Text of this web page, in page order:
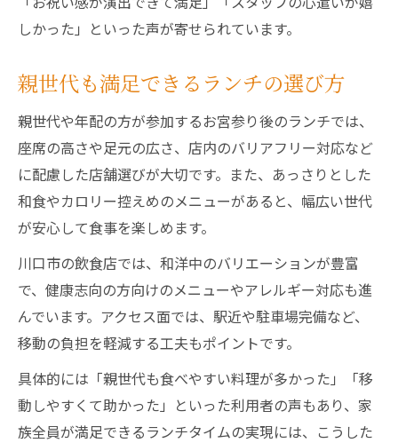
しかった」といった声が寄せられています。
親世代も満足できるランチの選び方
親世代や年配の方が参加するお宮参り後のランチでは、
座席の高さや足元の広さ、店内のバリアフリー対応など
に配慮した店舗選びが大切です。また、あっさりとした
和食やカロリー控えめのメニューがあると、幅広い世代
が安心して食事を楽しめます。
川口市の飲食店では、和洋中のバリエーションが豊富
で、健康志向の方向けのメニューやアレルギー対応も進
んでいます。アクセス面では、駅近や駐車場完備など、
移動の負担を軽減する工夫もポイントです。
具体的には「親世代も食べやすい料理が多かった」「移
動しやすくて助かった」といった利用者の声もあり、家
族全員が満足できるランチタイムの実現には、こうした